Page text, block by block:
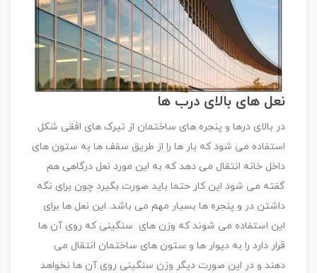
نعل های بالای درب ها
در بالای درها و پنجره های ساختمان از تیرک های افقی شکل
استفاده می شود که بار ها را از طریق سقف ها به ستون های
داخل خانه انتقال می دهد که به این مورد نعل درگاهی هم
گفته می شود این کار حتما باید صورت بگیرد چون برای نگه
داشتن در و پنجره ها بسیار مهم می باشد. این نعل ها برای
این استفاده می شوند که وزن های سنگینی که روی آن ها
قرار دارد را به دیوار ها و ستون های ساختمان انتقال می
دهند و در این صورت دیگر وزن سنگینی روی آن ها نخواهد